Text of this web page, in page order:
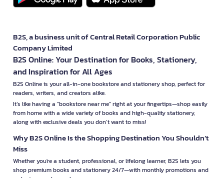
B2S, a business unit of Central Retail Corporation Public
Company Limited
B2S Online: Your Destination for Books, Stationery,
and Inspiration for All Ages
B2S Online is your all-in-one bookstore and stationery shop, perfect for
readers, writers, and creators alike.
It’s like having a "bookstore near me" right at your fingertips—shop easily
from home with a wide variety of books and high-quality stationery,
along with exclusive deals you don’t want to miss!
Why B2S Online Is the Shopping Destination You Shouldn’t
Miss
Whether you're a student, professional, or lifelong learner, B2S lets you
shop premium books and stationery 24/7—with monthly promotions and